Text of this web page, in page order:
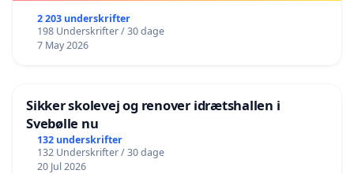
2 203 underskrifter
198 Underskrifter / 30 dage
7 May 2026
Sikker skolevej og renover idrætshallen i
Svebølle nu
132 underskrifter
132 Underskrifter / 30 dage
20 Jul 2026